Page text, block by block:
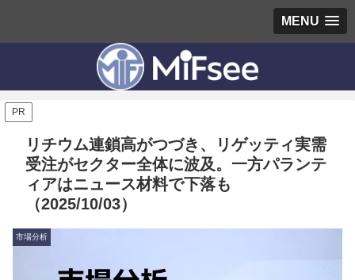
MENU
PR
リチウム連鎖高がつづき、リゲッティ実需
受注がセクター全体に波及。一方パランテ
ィアはニュース材料で下落も
（2025/10/03）
市場分析